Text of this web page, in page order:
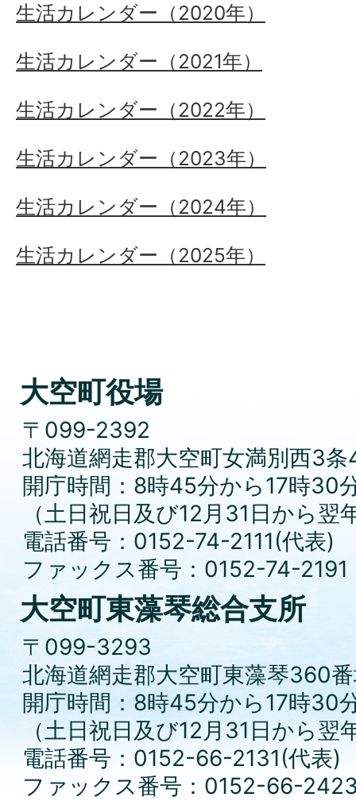
生活カレンダー（2020年）
生活カレンダー（2021年）
生活カレンダー（2022年）
生活カレンダー（2023年）
生活カレンダー（2024年）
生活カレンダー（2025年）
大空町役場
〒099-2392
北海道網走郡大空町女満別西3条
開庁時間：8時45分から17時30
（土日祝日及び12月31日から
電話番号：0152-74-2111(代表)
ファックス番号：0152-74-2191
大空町東藻琴総合支所
〒099-3293
北海道網走郡大空町東藻琴360
開庁時間：8時45分から17時30
（土日祝日及び12月31日から
電話番号：0152-66-2131(代表)
ファックス番号：0152-66-